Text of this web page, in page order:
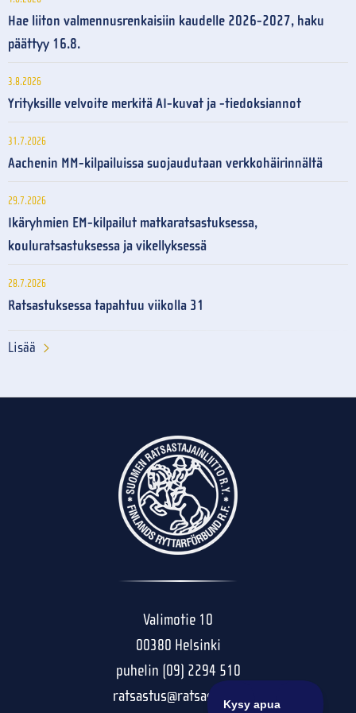
Hae liiton valmennusrenkaisiin kaudelle 2026-2027, haku
päättyy 16.8.
3.8.2026
Yrityksille velvoite merkitä AI-kuvat ja -tiedoksiannot
31.7.2026
Aachenin MM-kilpailuissa suojaudutaan verkkohäirinnältä
29.7.2026
Ikäryhmien EM-kilpailut matkaratsastuksessa,
kouluratsastuksessa ja vikellyksessä
28.7.2026
Ratsastuksessa tapahtuu viikolla 31
Lisää
Valimotie 10
00380 Helsinki
puhelin (09) 2294 510
ratsastus@ratsastus.fi